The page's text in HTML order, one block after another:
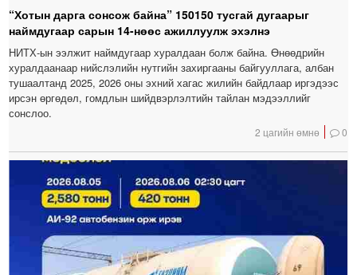
“Хотын дарга сонсож байна” 150150 тусгай дугаарыг
наймдугаар сарын 14-нөөс ажиллуулж эхэлнэ
НИТХ-ын ээлжит наймдугаар хуралдаан болж байна. Өнөөдрийн
хуралдаанаар нийслэлийн нутгийн захиргааны байгууллага, албан
тушаалтанд 2025, 2026 оны эхний хагас жилийн байдлаар иргэдээс
ирсэн өргөдөл, гомдлын шийдвэрлэлтийн тайлан мэдээллийг
сонслоо.
2 цагийн өмнө 0